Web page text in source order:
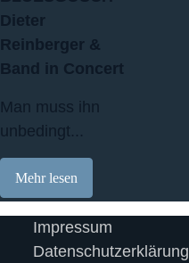
Dieter
Reinberger &
Band in Concert
Man muss ihn
unbedingt...
Mehr lesen
Impressum
Datenschutzerklärung